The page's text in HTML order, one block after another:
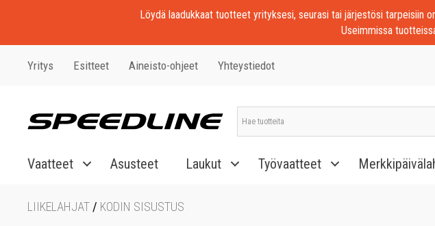
Löydä laadukkaat tuotteet yrityksesi, seurasi tai järjestösi tarpeisiin
Useimmissa
Yritys Esitteet Aineisto-ohjeet Yhteystiedot
Vaatteet Asusteet Laukut Työvaatteet
LIIKELAHJAT / KODIN SISUSTUS